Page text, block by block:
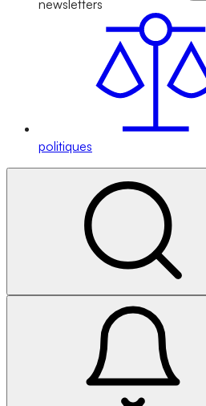
newsletters
politiques